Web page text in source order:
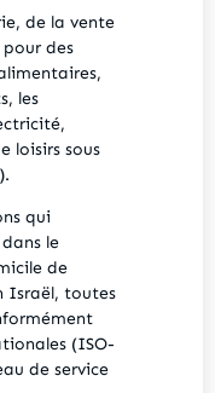
de la vente
des
les
loisirs sous
qui
le
de
Israël, toutes
(ISO-
de service